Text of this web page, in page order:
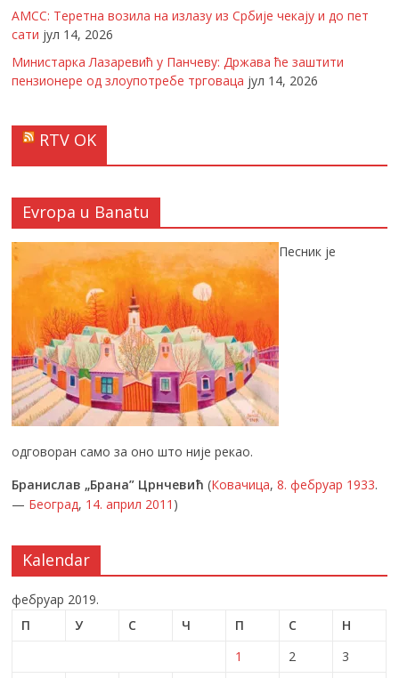
АМСС: Теретна возила на излазу из Србије чекају и до пет
сати јул 14, 2026
Министарка Лазаревић у Панчеву: Држава ће заштити
пензионере од злоупотребе трговаца јул 14, 2026
RTV OK
Evropa u Banatu
Песник је
одговоран само за оно што није рекао.
Бранислав „Брана” Црнчевић (Ковачица,8. фебруар 1933.
— Београд, 14. април 2011 )
Kalendar
фебруар 2019.
П
У С Ч П С
Н
1
2
3